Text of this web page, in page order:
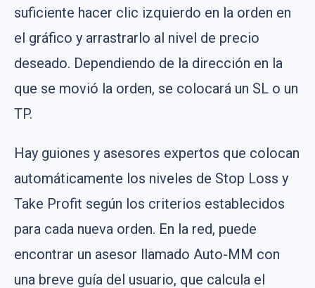
suficiente hacer clic izquierdo en la orden en
el gráfico y arrastrarlo al nivel de precio
deseado. Dependiendo de la dirección en la
que se movió la orden, se colocará un SL o un
TP.
Hay guiones y asesores expertos que colocan
automáticamente los niveles de Stop Loss y
Take Profit según los criterios establecidos
para cada nueva orden. En la red, puede
encontrar un asesor llamado Auto-MM con
una breve guía del usuario, que calcula el